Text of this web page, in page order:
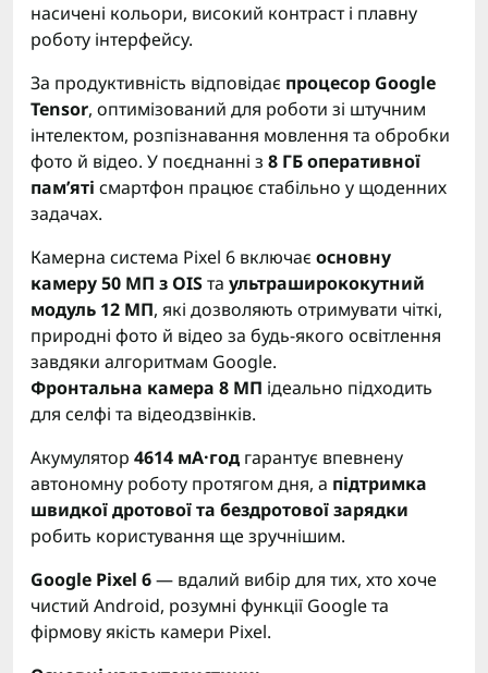
насичені кольори, високий контраст і плавну
роботу інтерфейсу.
За продуктивність відповідає процесор Google
Tensor, оптимізований для роботи зі штучним
інтелектом, розпізнавання мовлення та обробки
фото й відео. У поєднанні з 8 ГБ оперативної
пам’яті смартфон працює стабільно у щоденних
задачах.
Камерна система Pixel 6 включає основну
камеру 50 МП з OISта ультраширококутний
модуль 12 МП, які дозволяють отримувати чіткі,
природні фото й відео за будь-якого освітлення
завдяки алгоритмам Google.
Фронтальна камера 8 МП ідеально підходить
для селфі та відеодзвінків.
Акумулятор 4614 мА·год гарантує впевнену
автономну роботу протягом дня, а підтримка
швидкої дротової та бездротової зарядки
робить користування ще зручнішим.
Google Pixel 6— вдалий вибір для тих, хто хоче
чистий Android, розумні функції Google та
фірмову якість камери Pixel.